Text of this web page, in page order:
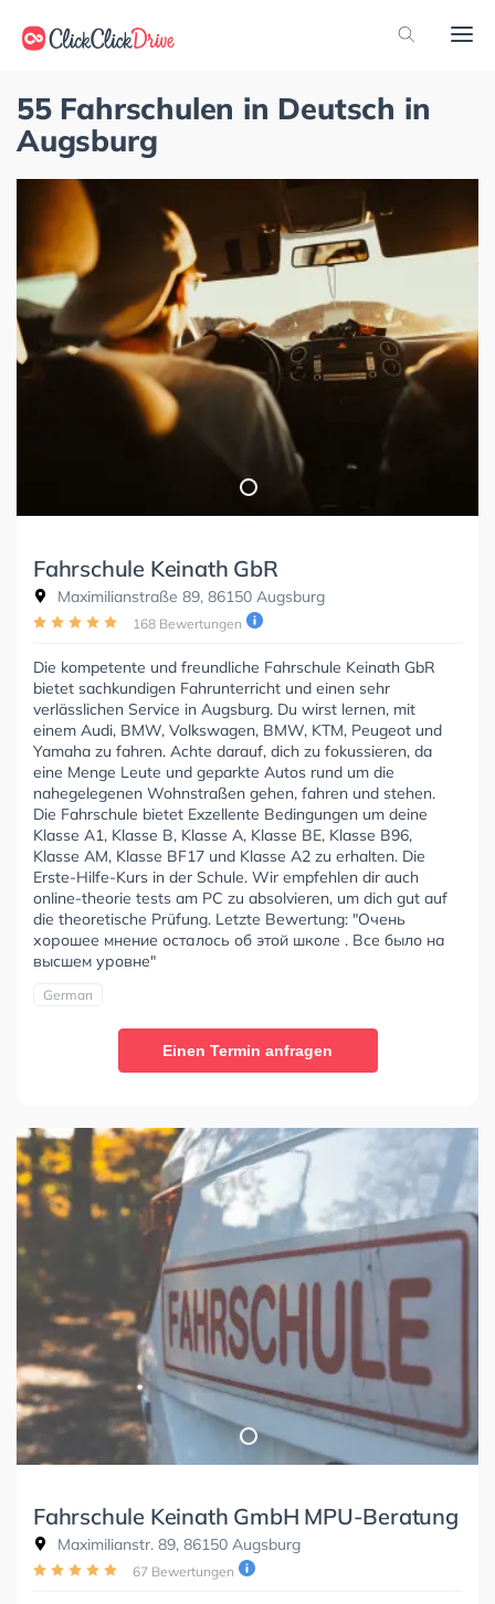
55 Fahrschulen in Deutsch in
Augsburg
Fahrschule Keinath GbR
Maximilianstraße 89, 86150 Augsburg
168 Bewertungen
Die kompetente und freundliche Fahrschule Keinath GbR
bietet sachkundigen Fahrunterricht und einen sehr
verlässlichen Service in Augsburg. Du wirst lernen, mit
einem Audi, BMW, Volkswagen, BMW, KTM, Peugeot und
Yamaha zu fahren. Achte darauf, dich zu fokussieren, da
eine Menge Leute und geparkte Autos rund um die
nahegelegenen Wohnstraßen gehen, fahren und stehen.
Die Fahrschule bietet Exzellente Bedingungen um deine
Klasse A1, Klasse B, Klasse A, Klasse BE, Klasse B96,
Klasse AM, Klasse BF17 und Klasse A2 zu erhalten. Die
Erste-Hilfe-Kurs in der Schule. Wir empfehlen dir auch
online-theorie tests am PC zu absolvieren, um dich gut auf
die theoretische Prüfung. Letzte Bewertung: "Очень
хорошее мнение осталось об этой школе . Все было на
высшем уровне"
German
Einen Termin anfragen
Fahrschule Keinath GmbH MPU-Beratung
Maximilianstr. 89, 86150 Augsburg
67 Bewertungen